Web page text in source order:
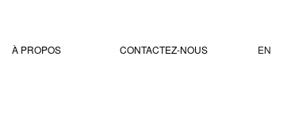
À PROPOS CONTACTEZ-NOUS EN